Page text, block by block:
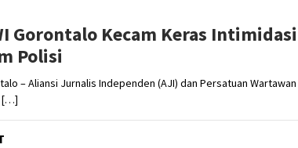
Gorontalo Kecam Keras
Polisi
– Aliansi Jurnalis Independen (AJI) dan Persatuan Wartawan
[…]